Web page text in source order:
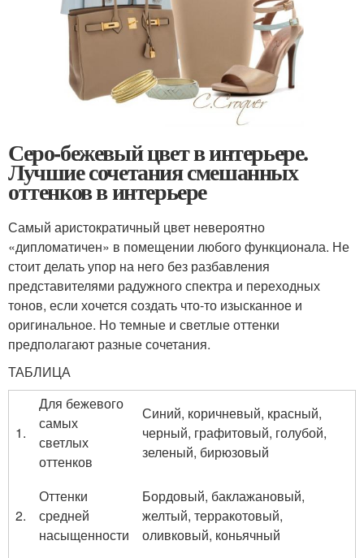
Серо-бежевый цвет в интерьере.
Лучшие сочетания смешанных
оттенков в интерьере
Самый аристократичный цвет невероятно
«дипломатичен» в помещении любого функционала. Не
стоит делать упор на него без разбавления
представителями радужного спектра и переходных
тонов, если хочется создать что-то изысканное и
оригинальное. Но темные и светлые оттенки
предполагают разные сочетания.
ТАБЛИЦА
1.
Для бежевого
самых
светлых
оттенков
Синий, коричневый, красный,
черный, графитовый, голубой,
зеленый, бирюзовый
2.
Оттенки
средней
насыщенности
Бордовый, баклажановый,
желтый, терракотовый,
оливковый, коньячный